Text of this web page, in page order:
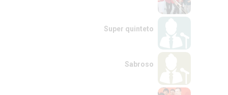
Super quinteto
Sabroso